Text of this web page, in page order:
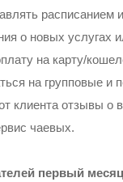
расписанием и
о новых услугах
на карту/
на групповые и
клиента отзывы о
чаевых.
первый